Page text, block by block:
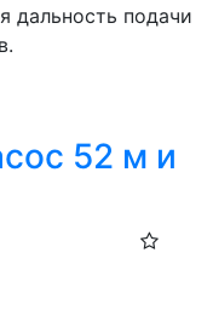
дальность подачи
52 м и